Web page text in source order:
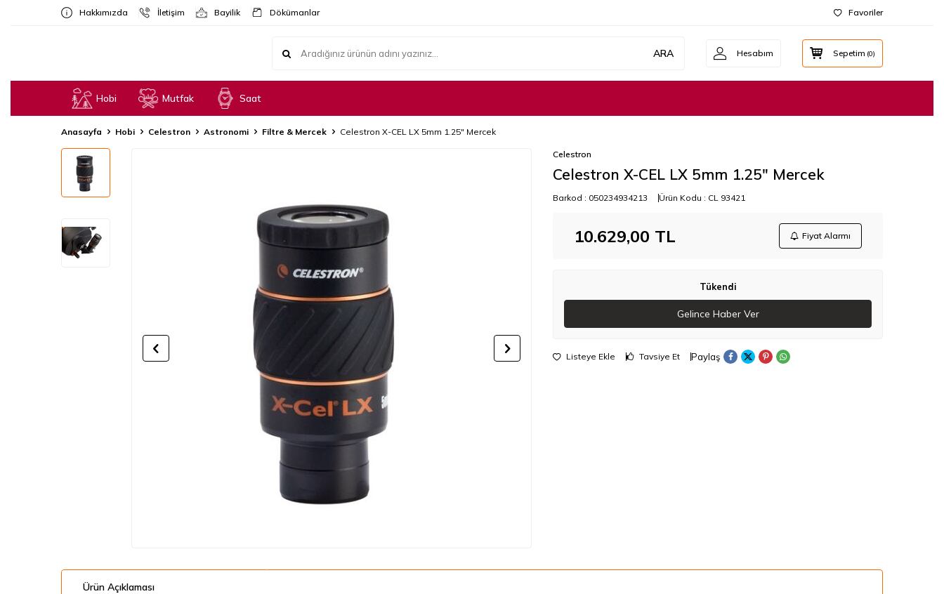
Hakkımızda İletişim Bayilik Dökümanlar Favoriler
ARA Hesabım Sepetim (0)
Hobi Mutfak Saat
Anasayfa Hobi Celestron Astronomi Filtre & Mercek Celestron X-CEL LX 5mm 1.25" Mercek
Celestron
Celestron X-CEL LX 5mm 1.25" Mercek
Barkod : 050234934213 Ürün Kodu : CL 93421
10.629,00 TL Fiyat Alarmı
Tükendi
Gelince Haber Ver
Listeye Ekle Tavsiye Et Paylaş
Ürün Açıklaması